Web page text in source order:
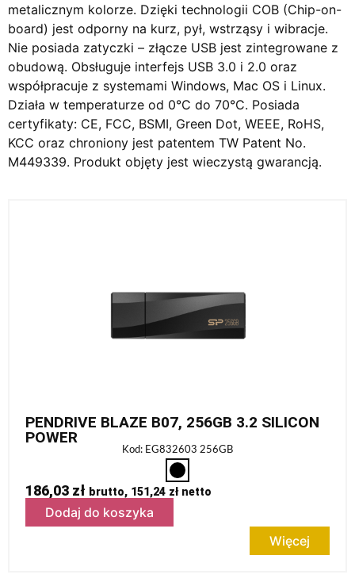
metalicznym kolorze. Dzięki technologii COB (Chip-on-
board) jest odporny na kurz, pył, wstrząsy i wibracje.
Nie posiada zatyczki – złącze USB jest zintegrowane z
obudową. Obsługuje interfejs USB 3.0 i 2.0 oraz
współpracuje z systemami Windows, Mac OS i Linux.
Działa w temperaturze od 0°C do 70°C. Posiada
certyfikaty: CE, FCC, BSMI, Green Dot, WEEE, RoHS,
KCC oraz chroniony jest patentem TW Patent No.
M449339. Produkt objęty jest wieczystą gwarancją.
PENDRIVE BLAZE B07, 256GB 3.2 SILICON
POWER
Kod: EG832603 256GB
186,03 zł brutto, 151,24 złnetto
Dodaj do koszyka
Więcej